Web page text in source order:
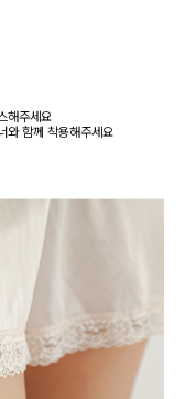
해주세요
와 함께 착용해주세요